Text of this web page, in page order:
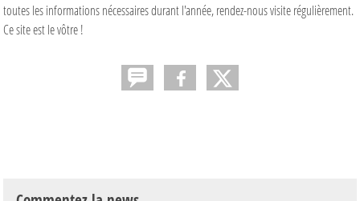
toutes les informations nécessaires durant l'année, rendez-nous visite régulièrement.
Ce site est le vôtre !